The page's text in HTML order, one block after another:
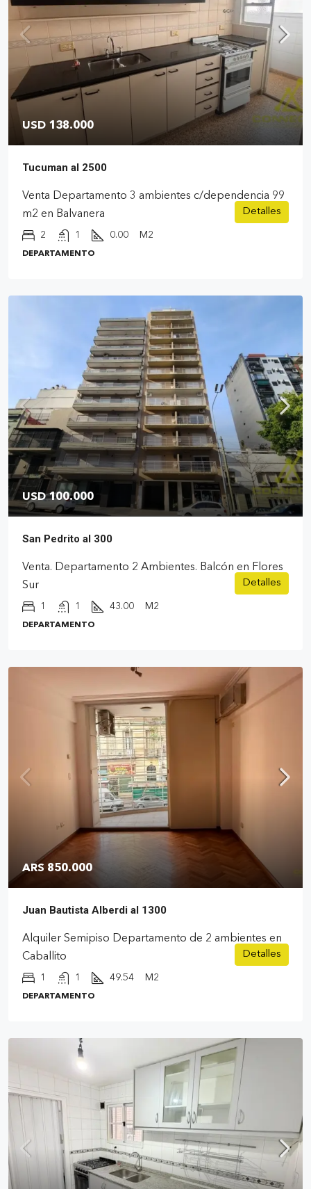
USD 138.000
Tucuman al 2500
Venta Departamento 3 ambientes c/dependencia 99
m2 en Balvanera
2 1 0.00 M2
DEPARTAMENTO
Detalles
USD 100.000
San Pedrito al 300
Venta. Departamento 2 Ambientes. Balcón en Flores
Sur
1 1 43.00 M2
DEPARTAMENTO
Detalles
ARS 850.000
Juan Bautista Alberdi al 1300
Alquiler Semipiso Departamento de 2 ambientes en
Caballito
1 1 49.54 M2
DEPARTAMENTO
Detalles